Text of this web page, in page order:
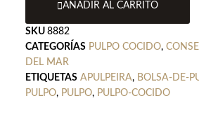
de
pulpo
cocida
en
su
AÑADIR AL CARRITO
SKU 8882
CATEGORÍAS PULPO COCIDO,
DEL MAR
ETIQUETAS APULPEIRA, BOLSA-DE-
PULPO, PULPO, PULPO-COCIDO